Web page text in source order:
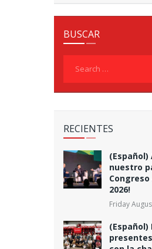
BUSCAR
RECIENTES
(Español)
nuestro
2026!
Friday
(Español)